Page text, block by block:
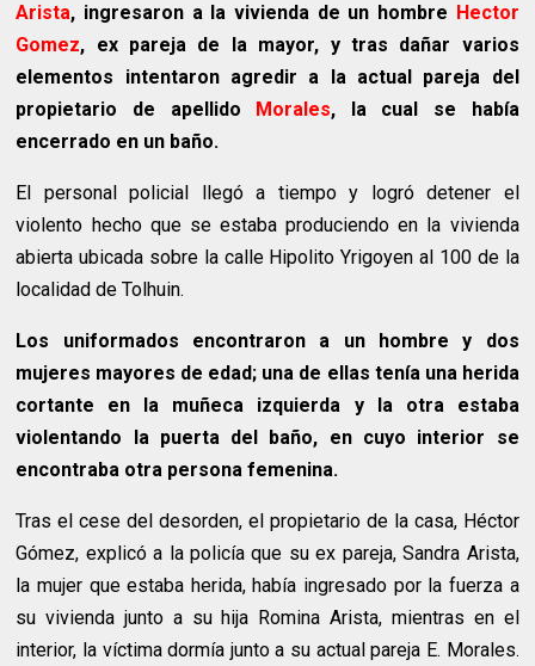
Arista, ingresaron a la vivienda de un hombre Hector
Gomez, ex pareja de la mayor, y tras dañar varios
elementos intentaron agredir a la actual pareja del
propietario de apellido
Morales, la cual se había
encerrado en un baño.
El personal policial llegó a tiempo y logró detener el
violento hecho que se estaba produciendo en la vivienda
abierta ubicada sobre la calle Hipolito Yrigoyen al 100 de la
localidad de Tolhuin.
Los uniformados encontraron a un hombre y dos
mujeres mayores de edad; una de ellas tenía una herida
cortante en la muñeca izquierda y la otra estaba
violentando la puerta del baño, en cuyo interior se
encontraba otra persona femenina.
Tras el cese del desorden, el propietario de la casa, Héctor
Gómez, explicó a la policía que su ex pareja, Sandra Arista,
la mujer que estaba herida, había ingresado por la fuerza a
su vivienda junto a su hija Romina Arista, mientras en el
interior, la víctima dormía junto a su actual pareja E. Morales.